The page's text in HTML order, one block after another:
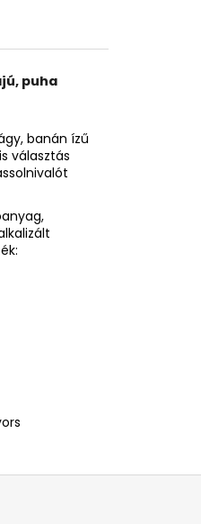
puha
banán ízű
választás